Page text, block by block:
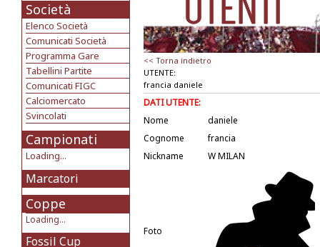
Società
Elenco Società
Comunicati Società
Programma Gare
Tabellini Partite
Comunicati FIGC
Calciomercato
Svincolati
Campionati
Loading...
Marcatori
Coppe
Loading...
Fossil Cup
<< Torna indietro
UTENTE:
francia daniele
DATI UTENTE:
Nome
daniele
Cognome
francia
Nickname
W MILAN
Foto